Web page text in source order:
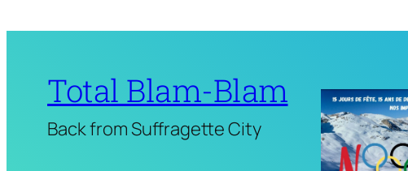
Total Blam-Blam
Back from Suffragette City